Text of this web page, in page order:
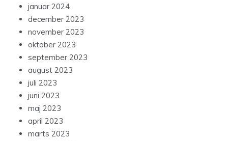
januar 2024
december 2023
november 2023
oktober 2023
september 2023
august 2023
juli 2023
juni 2023
maj 2023
april 2023
marts 2023